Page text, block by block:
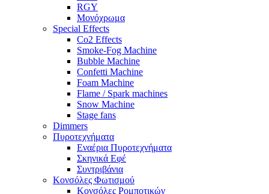
RGY
Μονόχρωμα
Special Effects
Co2 Effects
Smoke-Fog Machine
Bubble Machine
Confetti Machine
Foam Machine
Flame / Spark machines
Snow Machine
Stage fans
Dimmers
Πυροτεχνήματα
Εναέρια Πυροτεχνήματα
Σκηνικά Εφέ
Συντριβάνια
Κονσόλες Φωτισμού
Κονσόλες Ρομποτικών